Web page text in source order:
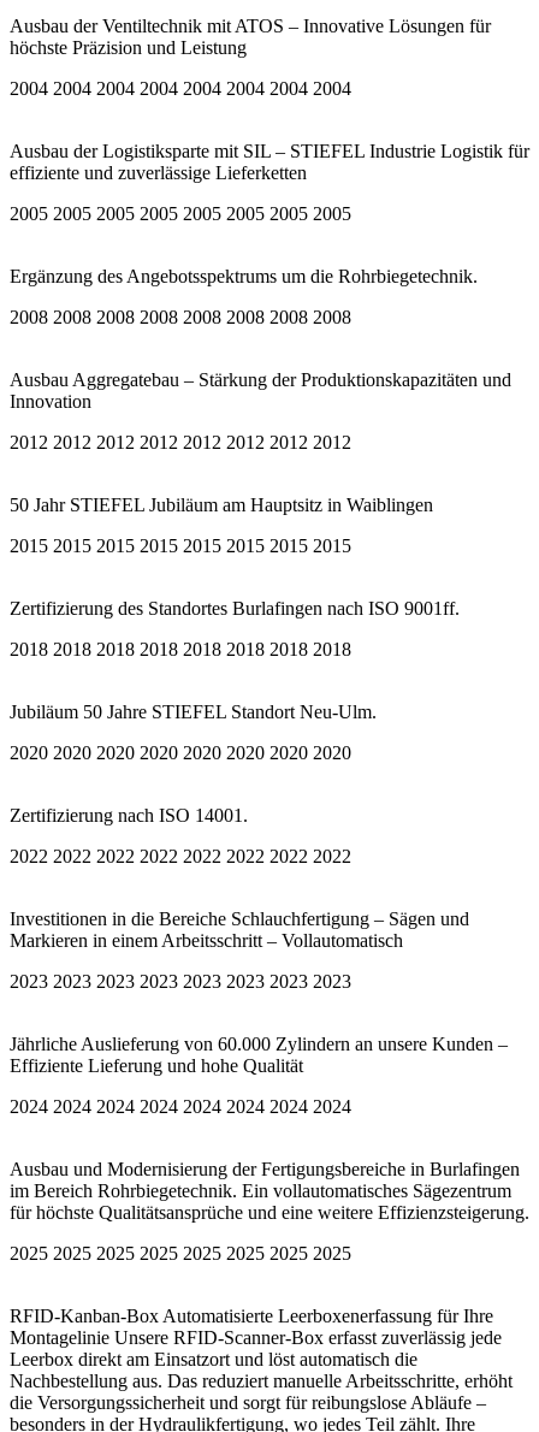
Ausbau der Ventiltechnik mit ATOS – Innovative Lösungen für
höchste Präzision und Leistung
2004 2004 2004 2004 2004 2004 2004 2004
Ausbau der Logistiksparte mit SIL – STIEFEL Industrie Logistik für
effiziente und zuverlässige Lieferketten
2005 2005 2005 2005 2005 2005 2005 2005
Ergänzung des Angebotsspektrums um die Rohrbiegetechnik.
2008 2008 2008 2008 2008 2008 2008 2008
Ausbau Aggregatebau – Stärkung der Produktionskapazitäten und
Innovation
2012 2012 2012 2012 2012 2012 2012 2012
50 Jahr STIEFEL Jubiläum am Hauptsitz in Waiblingen
2015 2015 2015 2015 2015 2015 2015 2015
Zertifizierung des Standortes Burlafingen nach ISO 9001ff.
2018 2018 2018 2018 2018 2018 2018 2018
Jubiläum 50 Jahre STIEFEL Standort Neu-Ulm.
2020 2020 2020 2020 2020 2020 2020 2020
Zertifizierung nach ISO 14001.
2022 2022 2022 2022 2022 2022 2022 2022
Investitionen in die Bereiche Schlauchfertigung – Sägen und
Markieren in einem Arbeitsschritt – Vollautomatisch
2023 2023 2023 2023 2023 2023 2023 2023
Jährliche Auslieferung von 60.000 Zylindern an unsere Kunden –
Effiziente Lieferung und hohe Qualität
2024 2024 2024 2024 2024 2024 2024 2024
Ausbau und Modernisierung der Fertigungsbereiche in Burlafingen
im Bereich Rohrbiegetechnik. Ein vollautomatisches Sägezentrum
für höchste Qualitätsansprüche und eine weitere Effizienzsteigerung.
2025 2025 2025 2025 2025 2025 2025 2025
RFID-Kanban-Box Automatisierte Leerboxenerfassung für Ihre
Montagelinie Unsere RFID-Scanner-Box erfasst zuverlässig jede
Leerbox direkt am Einsatzort und löst automatisch die
Nachbestellung aus. Das reduziert manuelle Arbeitsschritte, erhöht
die Versorgungssicherheit und sorgt für reibungslose Abläufe –
besonders in der Hydraulikfertigung, wo jedes Teil zählt. Ihre